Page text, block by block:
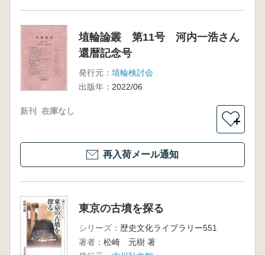
埴輪論叢 第11号 河内一浩さん
還暦記念号
発行元： 埴輪検討会
出版年： 2022/06
新刊 在庫なし
＋
再入荷メール通知
東京の古墳を探る
シリーズ： 歴史文化ライブラリー551
著者： 松崎 元樹 著